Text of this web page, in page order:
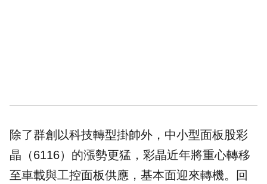
除了群創以科技轉型掛帥外，中小型面板股彩
晶（6116）的漲勢更猛，彩晶近年將重心轉移
至車載與工控面板供應，基本面迎來轉機。回